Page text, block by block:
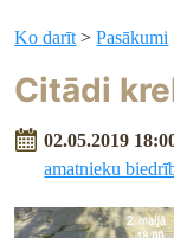
Ko darīt >Pasākumi
Citādi
02.05.2019
amatnieku